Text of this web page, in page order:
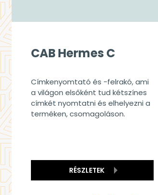
CAB Hermes C
Címkenyomtató és -felrakó, ami
a világon elsőként tud kétszínes
címkét nyomtatni és elhelyezni a
terméken, csomagoláson.
RÉSZLETEK